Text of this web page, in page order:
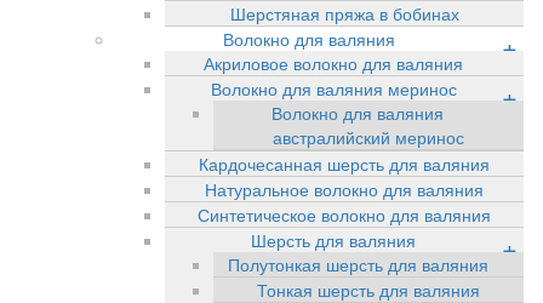
Шерстяная пряжа в бобинах
Волокно для валяния
+
Акриловое волокно для валяния
Волокно для валяния меринос
+
Волокно для валяния
австралийский меринос
Кардочесанная шерсть для валяния
Натуральное волокно для валяния
Синтетическое волокно для валяния
Шерсть для валяния
+
Полутонкая шерсть для валяния
Тонкая шерсть для валяния